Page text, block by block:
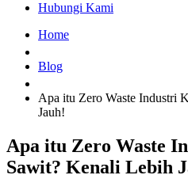
Hubungi Kami
Home
Blog
Apa itu Zero Waste Industri
Jauh!
Apa itu Zero Waste
Sawit? Kenali Lebih